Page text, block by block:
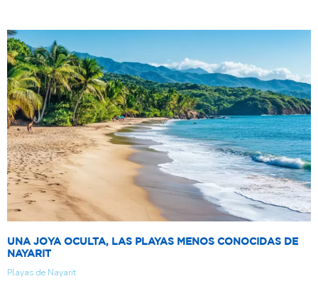
UNA JOYA OCULTA, LAS PLAYAS MENOS CONOCIDAS DE
NAYARIT
Playas de Nayarit